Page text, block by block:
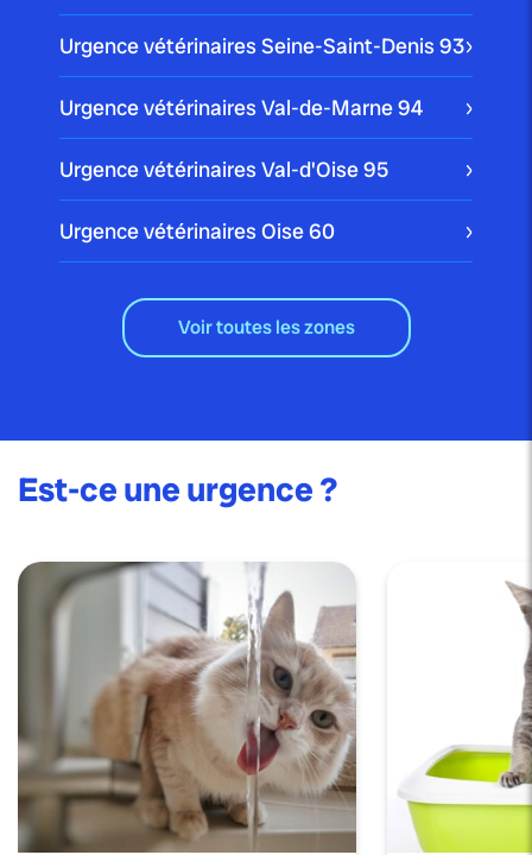
Urgence vétérinaires Seine-Saint-Denis93
Urgence vétérinaires Val-de-Marne94
Urgence vétérinaires Val-d'Oise95
Urgence vétérinaires Oise60
Voir toutes les zones
Est-ce une urgence ?